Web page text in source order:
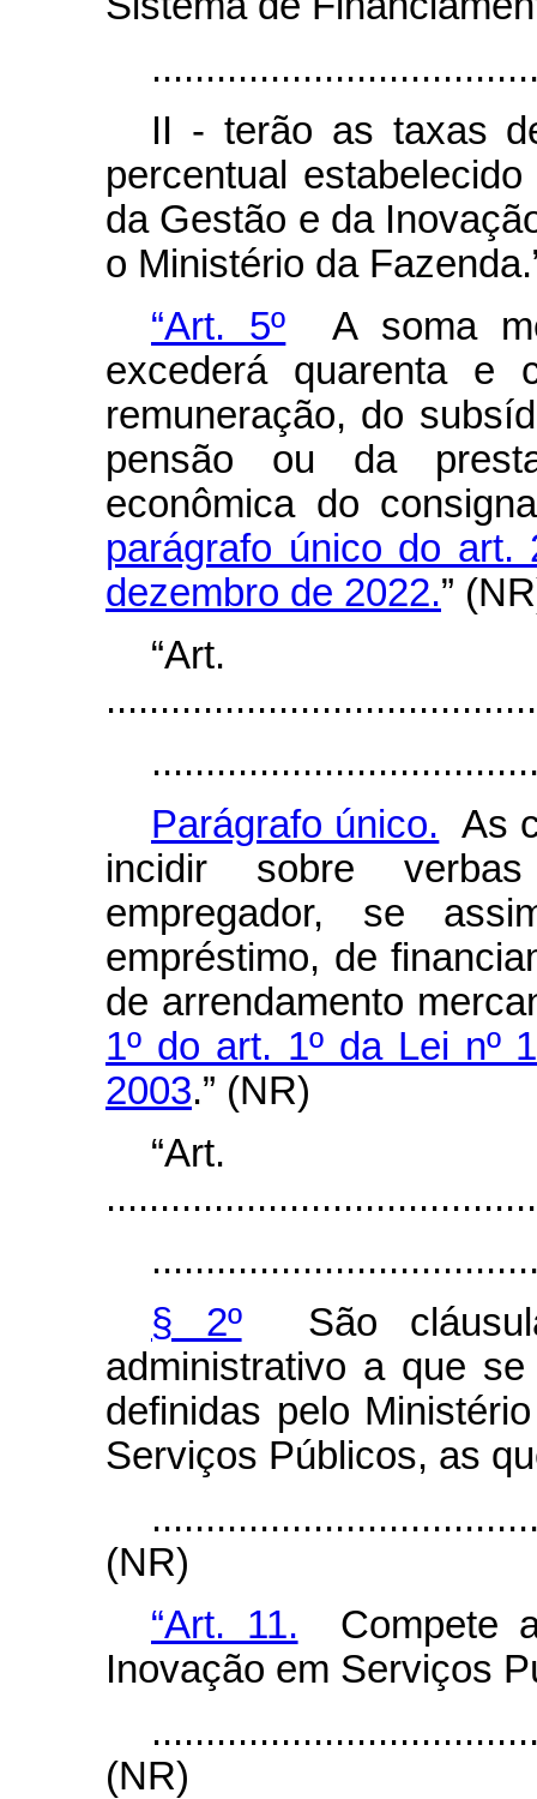
II - terão as taxas
percentual
da Gestão e da
o Ministério da
“Art. 5º A soma
excederá quarenta e
remuneração, do
pensão ou da
econômica do
parágrafo único do art.
dezembro de 2022.”
Parágrafo único. As
incidir sobre
empregador, se
empréstimo, de
de arrendamento
1º do art. 1º da Lei nº
2003.” (NR)
§ 2ºSão
administrativo a que
definidas pelo
Serviços Públicos, as
(NR)
“Art. 11. Compete
Inovação em Serviços
(NR)